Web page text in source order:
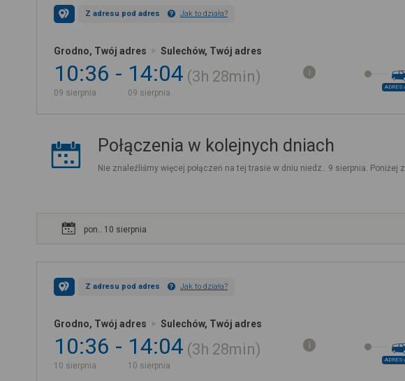
Z adresu pod adres Jak to działa?
Grodno, Twój adres Sulechów, Twój adres
10:36
09 sierpnia
14:04
09 sierpnia
3h 28min
Połączenia w kolejnych dniach
Nie znaleźliśmy więcej połączeń na tej trasie w dniu niedz.. 9 sierpnia. Poniżej
pon.. 10 sierpnia
Z adresu pod adres Jak to działa?
Grodno, Twój adres Sulechów, Twój adres
10:36
10 sierpnia
14:04
10 sierpnia
3h 28min